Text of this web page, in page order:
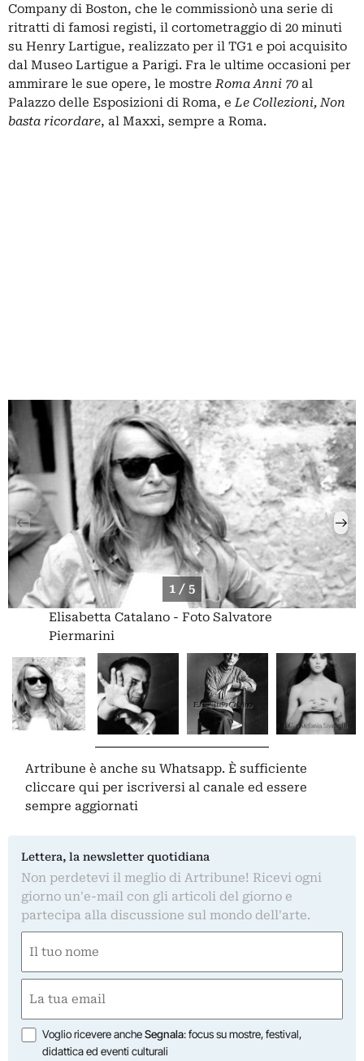
Company di Boston, che le commissionò una serie di
ritratti di famosi registi, il cortometraggio di 20 minuti
su Henry Lartigue, realizzato per il TG1 e poi acquisito
dal Museo Lartigue a Parigi. Fra le ultime occasioni per
ammirare le sue opere, le mostreRoma Anni 70 al
Palazzo delle Esposizioni di Roma, eLe Collezioni, Non
basta ricordare, al Maxxi, sempre a Roma.
1 / 5
Elisabetta Catalano - Foto Salvatore
Piermarini
Artribune è anche su Whatsapp. È sufficiente
cliccare qui per iscriversi al canale ed essere
sempre aggiornati
Lettera, la newsletter quotidiana
Non perdetevi il meglio di Artribune! Ricevi ogni
giorno un'e-mail con gli articoli del giorno e
partecipa alla discussione sul mondo dell'arte.
(Required)
First
(Required)
Opzioni
Voglio ricevere ancheSegnala: focus su mostre, festival,
didattica ed eventi culturali